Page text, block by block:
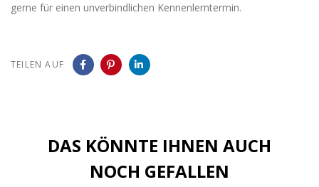
gerne für einen unverbindlichen Kennenlerntermin.
TEILEN AUF
DAS KÖNNTE IHNEN AUCH
NOCH GEFALLEN